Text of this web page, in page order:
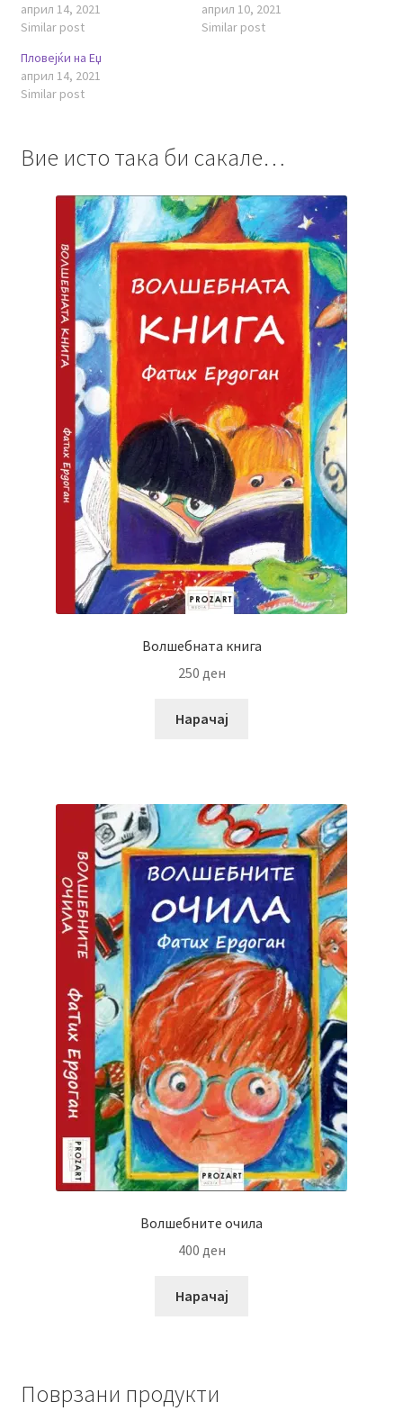
април 14, 2021
Similar post
април 10, 2021
Similar post
Пловејќи на Еџ
април 14, 2021
Similar post
Вие исто така би сакале…
Волшебната книга
250 ден
Нарачај
Волшебните очила
400 ден
Нарачај
Поврзани продукти